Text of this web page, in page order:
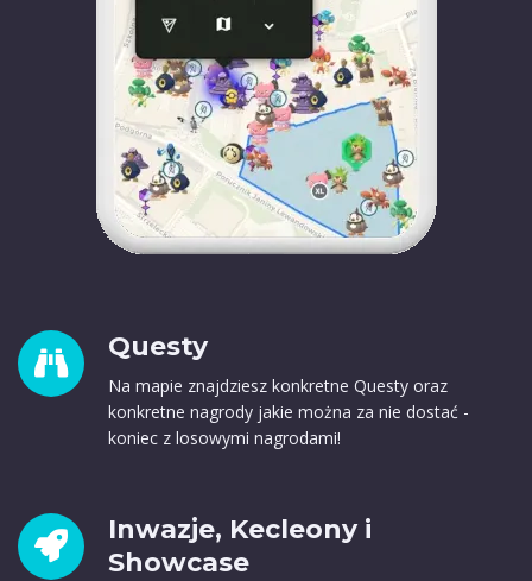
Questy
Na mapie znajdziesz konkretne Questy oraz
konkretne nagrody jakie można za nie dostać -
koniec z losowymi nagrodami!
Inwazje, Kecleony i
Showcase